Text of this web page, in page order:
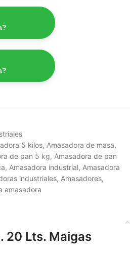
5 kilos, Amasadora de masa,
de pan 5 kg, Amasadora de pan
, Amasadora industrial, Amasadora
industriales, Amasadores,
amasadora
20 Lts. Maigas